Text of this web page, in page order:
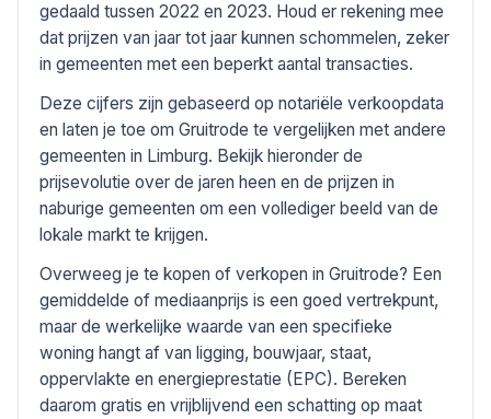
gedaald tussen 2022 en 2023. Houd er rekening mee
dat prijzen van jaar tot jaar kunnen schommelen, zeker
in gemeenten met een beperkt aantal transacties.
Deze cijfers zijn gebaseerd op notariële verkoopdata
en laten je toe om Gruitrode te vergelijken met andere
gemeenten in Limburg. Bekijk hieronder de
prijsevolutie over de jaren heen en de prijzen in
naburige gemeenten om een vollediger beeld van de
lokale markt te krijgen.
Overweeg je te kopen of verkopen in Gruitrode? Een
gemiddelde of mediaanprijs is een goed vertrekpunt,
maar de werkelijke waarde van een specifieke
woning hangt af van ligging, bouwjaar, staat,
oppervlakte en energieprestatie (EPC). Bereken
daarom gratis en vrijblijvend een schatting op maat